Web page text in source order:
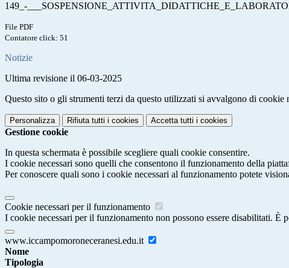
149_-
File PDF
Contatore click: 51
Notizie
Ultima revisione il 06-03-2025
Questo sito o gli strumenti terzi da questo utilizzati si avvalgono di
Personalizza Rifiuta tutti i cookies Accetta tutti i cookies
Gestione cookie
In questa schermata è possibile scegliere quali cookie consentire.
I cookie necessari sono quelli che consentono il funzionamento della
Per conoscere quali sono i cookie necessari al funzionamento potete
Cookie necessari per il funzionamento
I cookie necessari per il funzionamento non possono essere disabilitati.
www.iccampomoroneceranesi.edu.it
Nome
Tipologia